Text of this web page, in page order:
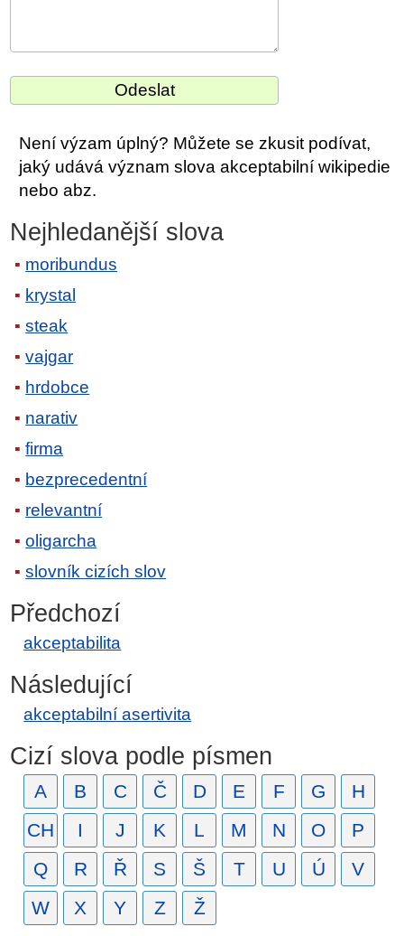
Není výzam úplný? Můžete se zkusit podívat,
jaký udává význam slova akceptabilní wikipedie
nebo abz.
Nejhledanější slova
moribundus
krystal
steak
vajgar
hrdobce
narativ
firma
bezprecedentní
relevantní
oligarcha
slovník cizích slov
Předchozí
akceptabilita
Následující
akceptabilní asertivita
Cizí slova podle písmen
A B C Č D E F G
H
CH
I J K L M N O
P
Q
R Ř S Š T U Ú
V
W
X Y Z Ž